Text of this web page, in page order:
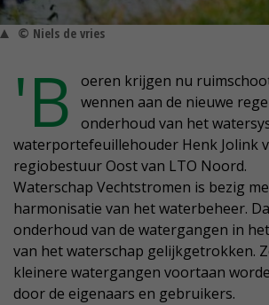
© Niels de vries
'B
oeren krijgen nu
wennen aan de nieuwe
onderhoud van het
waterportefeuillehouder Henk Jolink
regiobestuur Oost van LTO Noord.
Waterschap Vechtstromen is bezig
harmonisatie van het waterbeheer.
onderhoud van de watergangen in
van het waterschap gelijkgetrokken.
kleinere watergangen voortaan
door de eigenaars en gebruikers.